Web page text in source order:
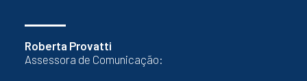
Roberta Provatti
Assessora de Comunicação: